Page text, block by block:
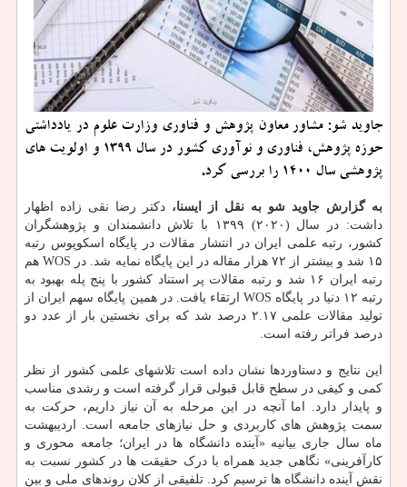
جاوید شو: مشاور معاون پژوهش و فناوری وزارت علوم در یادداشتی
حوزه پژوهش، فناوری و نوآوری کشور در سال ۱۳۹۹ و اولویت های
پژوهشی سال ۱۴۰۰ را بررسی کرد.
به گزارش جاوید شو به نقل از ایسنا، دکتر رضا نقی زاده اظهار
داشت: در سال (۲۰۲۰) ۱۳۹۹ با تلاش دانشمندان و پژوهشگران
کشور، رتبه علمی ایران در انتشار مقالات در پایگاه اسکوپوس رتبه
۱۵ شد و بیشتر از ۷۲ هزار مقاله در این پایگاه نمایه شد. در WOS هم
رتبه ایران ۱۶ شد و رتبه مقالات پر استناد کشور با پنج پله بهبود به
رتبه ۱۲ دنیا در پایگاه WOS ارتقاء یافت. در همین پایگاه سهم ایران از
تولید مقالات علمی ۲.۱۷ درصد شد که برای نخستین بار از عدد دو
درصد فراتر رفته است.
این نتایج و دستاوردها نشان داده است تلاشهای علمی کشور از نظر
کمی و کیفی در سطح قابل قبولی قرار گرفته است و رشدی مناسب
و پایدار دارد. اما آنچه در این مرحله به آن نیاز داریم، حرکت به
سمت پژوهش های کاربردی و حل نیازهای جامعه است. اردیبهشت
ماه سال جاری بیانیه «آینده دانشگاه ها در ایران؛ جامعه محوری و
کارآفرینی» نگاهی جدید همراه با درک حقیقت ها در کشور نسبت به
نقش آینده دانشگاه ها ترسیم کرد. تلفیقی از کلان روندهای ملی و بین